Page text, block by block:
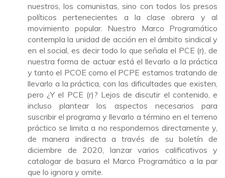
nuestros, los comunistas, sino con todos los presos
políticos pertenecientes a la clase obrera y al
movimiento popular. Nuestro Marco Programático
contempla la unidad de acción en el ámbito sindical y
en el social, es decir todo lo que señala el PCE (r), de
nuestra forma de actuar está el llevarlo a la práctica
y tanto el PCOE como el PCPE estamos tratando de
llevarlo a la práctica, con las dificultades que existen,
pero ¿Y el PCE (r)? Lejos de discutir el contenido, e
incluso plantear los aspectos necesarios para
suscribir el programa y llevarlo a término en el terreno
práctico se limita a no respondernos directamente y,
de manera indirecta a través de su boletín de
diciembre de 2020, lanzar varios calificativos y
catalogar de basura el Marco Programático a la par
que lo ignora y omite.